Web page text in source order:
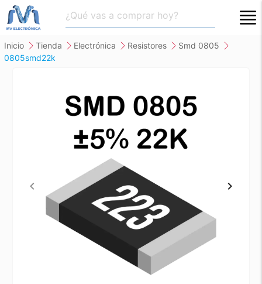
inicio tienda electrónica resistores
smd 0805
0805smd22k